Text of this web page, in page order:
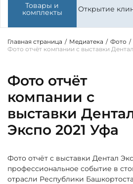
Товары и
комплекты Открытие
Главная страница / Медиатека / Фото /
Фото отчёт компании с выставки
Фото отчёт
компании с
выставки
Экспо 2021 Уфа
Фото отчёт с выставки Дентал
профессиональное событие в
отрасли Республики